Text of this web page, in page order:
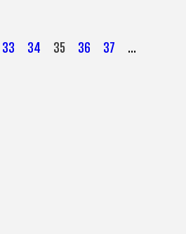
33 34 35 36 37 …